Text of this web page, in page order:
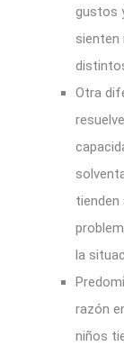
gustos
sienten
Otra
tienden
la
razón
niños